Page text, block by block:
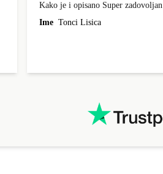
Kako je i opisano Super zadovoljan
Ime Tonci Lisica